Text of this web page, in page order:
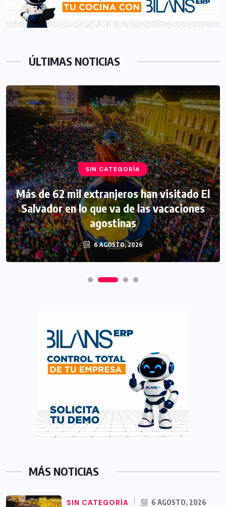
ÚLTIMAS NOTICIAS
SIN CATEGORÍA
Más de 62 mil extranjeros han visitado El
Salvador en lo que va de las vacaciones
agostinas
6 AGOSTO, 2026
MÁS NOTICIAS
SIN CATEGORÍA 6 AGOSTO, 2026